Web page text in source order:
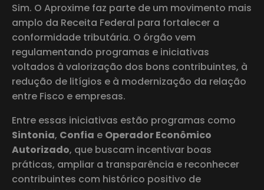
Sim. O Aproxime faz parte de um movimento mais
amplo da Receita Federal para fortalecer a
conformidade tributária. O órgão vem
regulamentando programas e iniciativas
voltados à valorização dos bons contribuintes, à
redução de litígios e à modernização da relação
entre Fisco e empresas.
Entre essas iniciativas estão programas como
Sintonia, Confia e Operador Econômico
Autorizado, que buscam incentivar boas
práticas, ampliar a transparência e reconhecer
contribuintes com histórico positivo de